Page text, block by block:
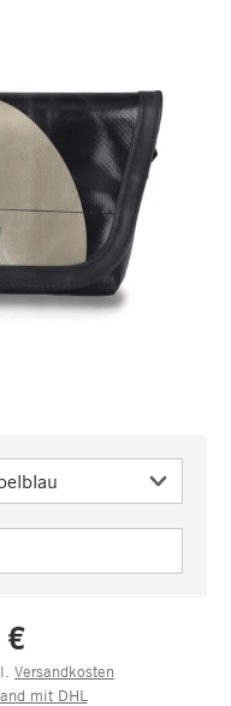
€
Versandkosten
mit DHL